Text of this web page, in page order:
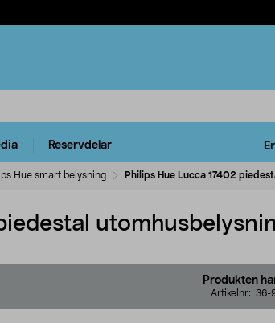
Reservdelar
Hue smart belysning Philips Hue Lucca 17402
Produkten
Artikelnr: 36-